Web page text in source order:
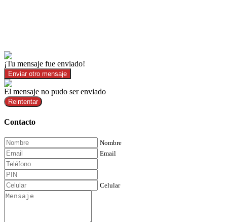
¡Tu mensaje fue enviado!
Enviar otro mensaje
El mensaje no pudo ser enviado
Reintentar
Contacto
Nombre
Email
Celular